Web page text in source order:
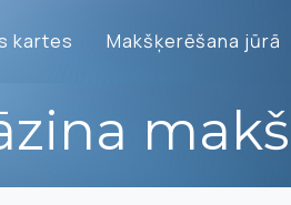
kartes Makšķerēšana jūrā